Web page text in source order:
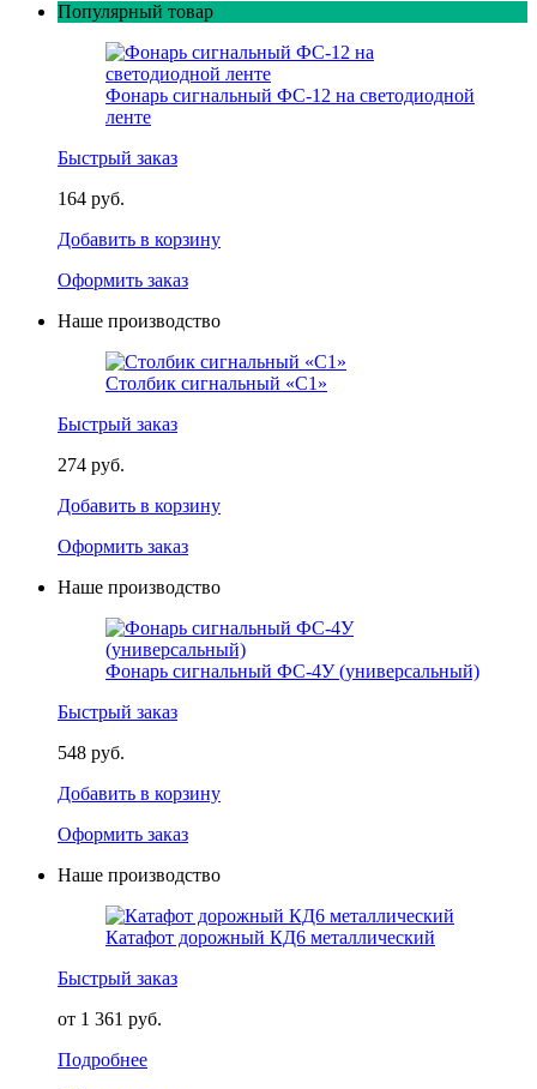
Популярный товар
Фонарь сигнальный ФС-12 на светодиодной
ленте
Быстрый заказ
164 руб.
Добавить в корзину
Оформить заказ
Наше производство
Столбик сигнальный «С1»
Быстрый заказ
274 руб.
Добавить в корзину
Оформить заказ
Наше производство
Фонарь сигнальный ФС-4У (универсальный)
Быстрый заказ
548 руб.
Добавить в корзину
Оформить заказ
Наше производство
Катафот дорожный КД6 металлический
Быстрый заказ
от 1 361 руб.
Подробнее